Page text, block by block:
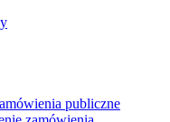
publiczne